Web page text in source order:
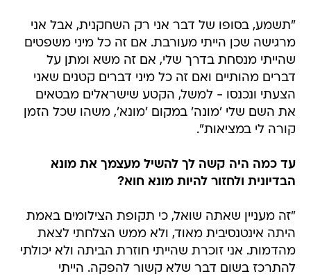
"תשמע, בסופו של דבר אני רק השחקנית, אבל אני
מרגישה שכן הייתי מעורבת. אם זה כל מיני משפטים
שהייתי מנסחת בדרך שלי, אם זה משא ומתן על
דברים מהותיים ואם זה כל מיני דברים קטנים שאני
הצעתי ונכנסו - למשל, הקטע שישראלים מבטאים
את השם שלי 'מונה' במקום 'מונא', משהו שכל הזמן
קורה לי במציאות".
עד כמה היה קשה לך להשיל מעצמך את מונא
הבדיונית ולחזור להיות מונא חוא?
"זה מעניין שאתה שואל, כי תקופת הצילומים באמת
היתה אינטנסיבית מאוד, ולא ממש הצלחתי לצאת
מהדמות. אני זוכרת שהייתי חוזרת הביתה ולא יכולתי
להתרכז בשום דבר שלא קשור להפקה. הייתי